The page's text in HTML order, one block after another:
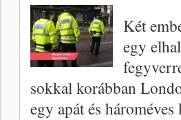
Két
egy
sokkal korábban
egy apát és